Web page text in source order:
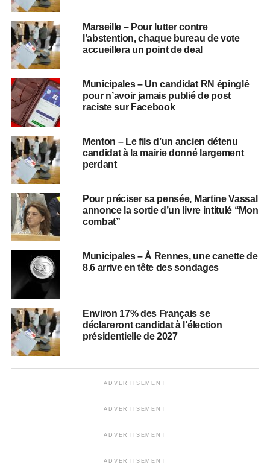
Marseille – Pour lutter contre
l’abstention, chaque bureau de vote
accueillera un point de deal
Municipales – Un candidat RN épinglé
pour n’avoir jamais publié de post
raciste sur Facebook
Menton – Le fils d’un ancien détenu
candidat à la mairie donné largement
perdant
Pour préciser sa pensée, Martine Vassal
annonce la sortie d’un livre intitulé “Mon
combat”
Municipales – À Rennes, une canette de
8.6 arrive en tête des sondages
Environ 17% des Français se
déclareront candidat à l’élection
présidentielle de 2027
ADVERTISEMENT
ADVERTISEMENT
ADVERTISEMENT
ADVERTISEMENT